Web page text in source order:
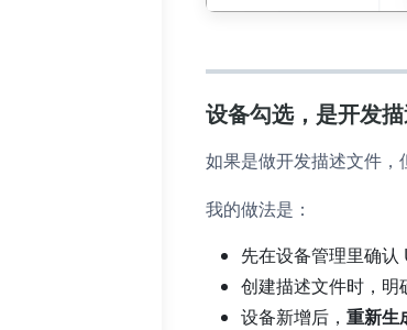
设备勾选，是开发
如果是做开发描述文件，
我的做法是：
先在设备管理里确认
创建描述文件时，明
设备新增后， 重新生